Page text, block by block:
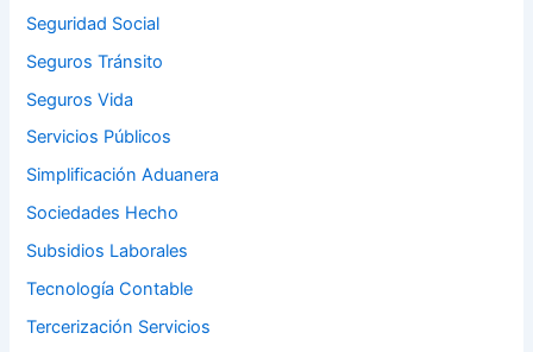
Seguridad Social
Seguros Tránsito
Seguros Vida
Servicios Públicos
Simplificación Aduanera
Sociedades Hecho
Subsidios Laborales
Tecnología Contable
Tercerización Servicios